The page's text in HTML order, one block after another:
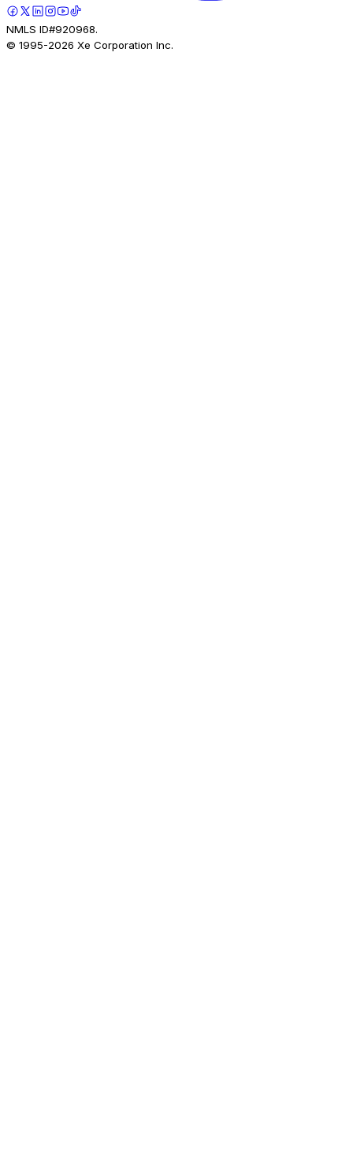
NMLS ID#920968.
© 1995-2026 Xe Corporation Inc.